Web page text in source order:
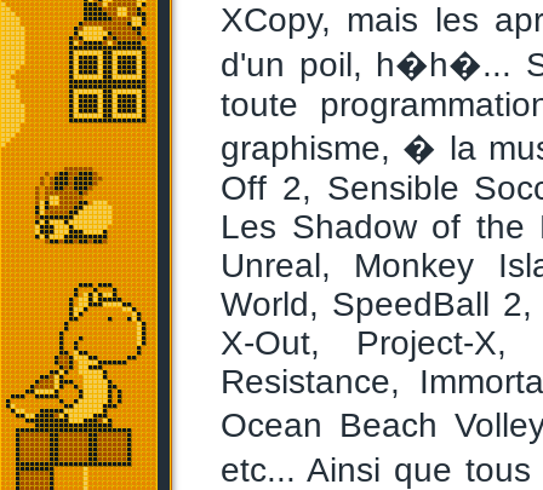
XCopy, mais les
d'un poil, h�h�...
toute
graphisme, � la
Off 2, Sensible
Les Shadow of the
Unreal, Monkey
World, SpeedBall
X-Out, Project-X,
Resistance,
Ocean Beach
etc... Ainsi que